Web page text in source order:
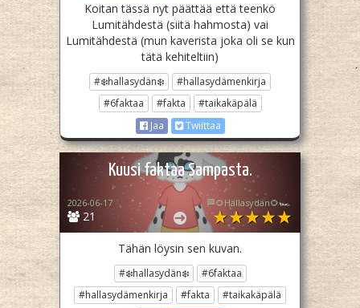
Koitan tässä nyt päättää että teenkö
Lumitähdestä (siitä hahmosta) vai
Lumitähdestä (mun kaverista joka oli se kun
tätä kehiteltiin)
#❄️hallasydän❄️
#hallasydämenkirja
#6faktaa
#fakta
#taikakäpälä
Jaa
Twiittaa
Kuusi faktaa Sampasta.
21
2026-06-17 🏁🌻Hallasydän🌻🏎️
Tähän löysin sen kuvan.
#❄️hallasydän❄️
#6faktaa
#hallasydämenkirja
#fakta
#taikakäpälä